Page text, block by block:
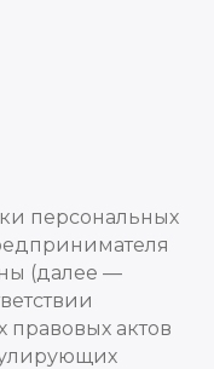
персональных
(далее —
актов